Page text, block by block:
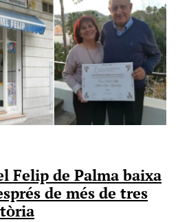
Felip de Palma baixa
de més de tres